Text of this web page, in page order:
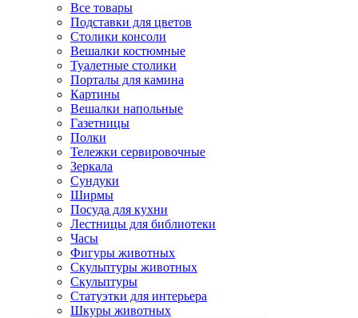
Все товары
Подставки для цветов
Столики консоли
Вешалки костюмные
Туалетные столики
Порталы для камина
Картины
Вешалки напольные
Газетницы
Полки
Тележки сервировочные
Зеркала
Сундуки
Ширмы
Посуда для кухни
Лестницы для библиотеки
Часы
Фигуры животных
Скульптуры животных
Скульптуры
Статуэтки для интерьера
Шкуры животных